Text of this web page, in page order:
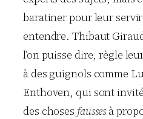
baratiner pour leur
entendre. Thibaut
l’on puisse dire, règle
à des guignols comme
Enthoven, qui sont
des choses faussesà